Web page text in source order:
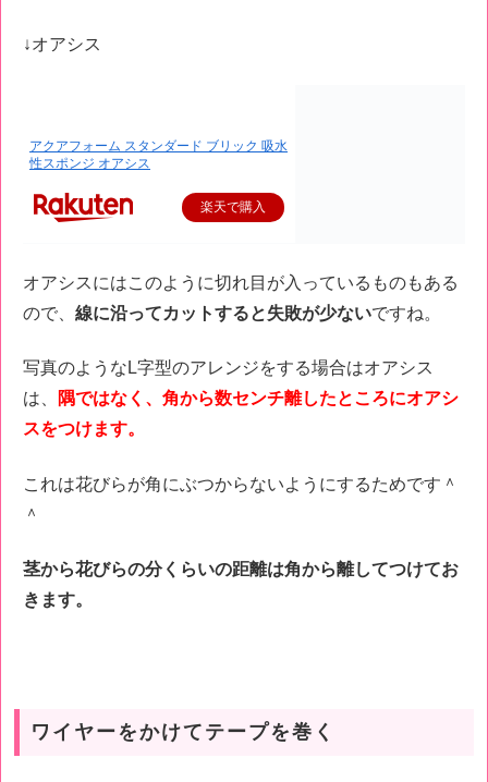
↓オアシス
アクアフォーム スタンダード ブリック 吸水
性スポンジ オアシス
楽天で購入
オアシスにはこのように切れ目が入っているものもある
ので、 線に沿ってカットすると失敗が少ないですね。
写真のようなL字型のアレンジをする場合はオアシス
は、
隅ではなく、角から数センチ離したところにオアシ
スをつけます。
これは花びらが角にぶつからないようにするためです＾
＾
茎から花びらの分くらいの距離は角から離してつけてお
きます。
ワイヤーをかけてテープを巻く